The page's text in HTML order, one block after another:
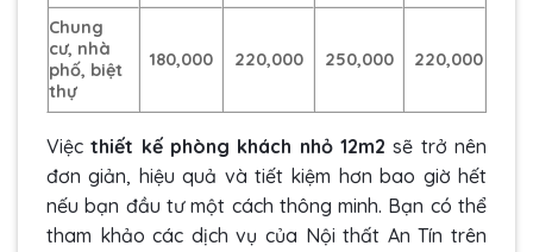
Chung
cư, nhà
phố, biệt
thự
180,000 220,000 250,000 220,000
Việcthiết kế phòng khách nhỏ 12m2sẽ trở nên
đơn giản, hiệu quả và tiết kiệm hơn bao giờ hết
nếu bạn đầu tư một cách thông minh. Bạn có thể
tham khảo các dịch vụ của Nội thất An Tín trên